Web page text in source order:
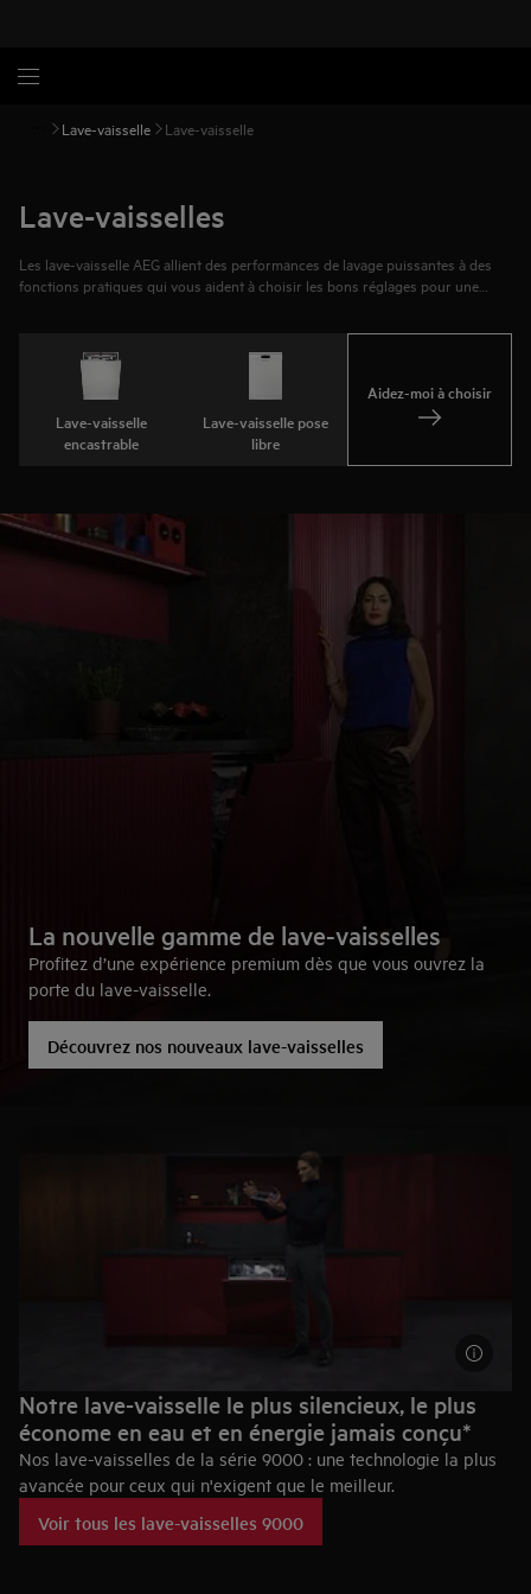
Lave-vaisselle Lave-vaisselle
Lave-vaisselles
Les lave-vaisselle AEG allient des performances de lavage puissantes à des
fonctions pratiques qui vous aident à choisir les bons réglages pour une
consommation d'énergie, ce qui vous permet d'adapter le cycle à votre
vaisselle et à vos préférences. Nettoyez rapidement en 60 minutes ou
économisez de l'énergie grâce au cycle eco. Simplifiez votre quotidien avec
des performances de lavage adaptées à vos attentes.
Lave-vaisselle
encastrable
Lave-vaisselle pose
libre
Aidez-moi à choisir
La nouvelle gamme de lave-vaisselles
Profitez d’une expérience premium dès que vous ouvrez la
porte du lave-vaisselle.
Découvrez nos nouveaux lave-vaisselles
Notre lave-vaisselle le plus silencieux, le plus
économe en eau et en énergie jamais conçu*
Nos lave-vaisselles de la série 9000 : une technologie la plus
avancée pour ceux qui n'exigent que le meilleur.
Voir tous les lave-vaisselles 9000